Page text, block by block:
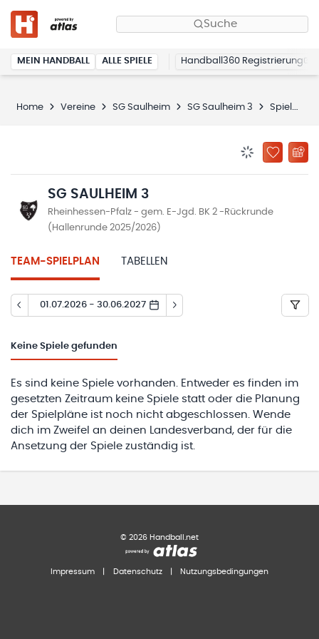
Suche
MEIN HANDBALL ALLE SPIELE Handball360 Registrierung
Home Vereine SG Saulheim SG Saulheim 3 Spielplan
ZU
SG SAULHEIM 3
Rheinhessen-Pfalz - gem. E-Jgd. BK 2 -Rückrunde
(Hallenrunde 2025/2026)
TEAM-SPIELPLAN TABELLEN
01.07.2026 - 30.06.2027
Keine Spiele gefunden
Es sind keine Spiele vorhanden. Entweder es finden im
gesetzten Zeitraum keine Spiele statt oder die Planung
der Spielpläne ist noch nicht abgeschlossen. Wende
dich im Zweifel an deinen Landesverband, der für die
Ansetzung der Spiele zuständig ist.
© 2026 Handball.net
Impressum Datenschutz Nutzungsbedingungen